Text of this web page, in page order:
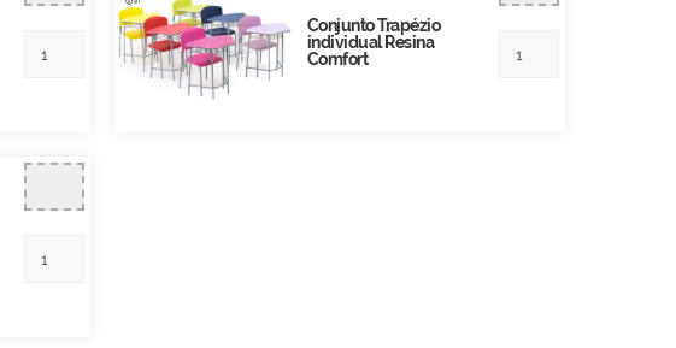
Conjunto Trapézio
individual Resina
Comfort